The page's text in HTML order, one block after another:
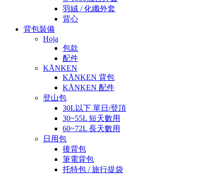
羽絨 / 化纖外套
背心
背包裝備
Hoja
包款
配件
KÅNKEN
KÅNKEN 背包
KÅNKEN 配件
登山包
30L以下 單日/登頂
30~55L 短天數用
60~72L 長天數用
日用包
後背包
筆電背包
托特包 / 旅行提袋